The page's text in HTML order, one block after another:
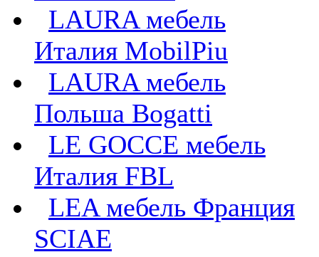
LAURA мебель
Италия MobilPiu
LAURA мебель
Польша Bogatti
LE GOCCE мебель
Италия FBL
LEA мебель Франция
SCIAE